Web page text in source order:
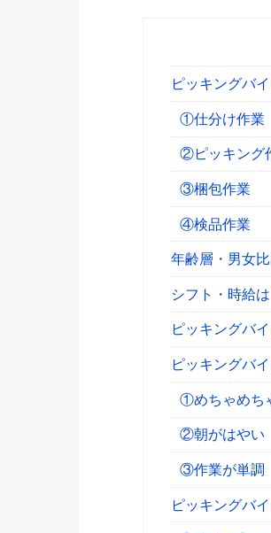
ピッキングバ
①仕分け作業
②ピッキング
③梱包作業
④検品作業
年齢層・男女比
シフト・時給は
ピッキングバ
ピッキングバ
①めちゃめち
②朝がはやい
③作業が単調
ピッキングバ